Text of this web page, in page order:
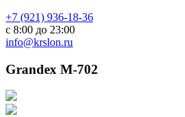
+7 (921) 936-18-36
с 8:00 до 23:00
info@krslon.ru
Grandex M-702